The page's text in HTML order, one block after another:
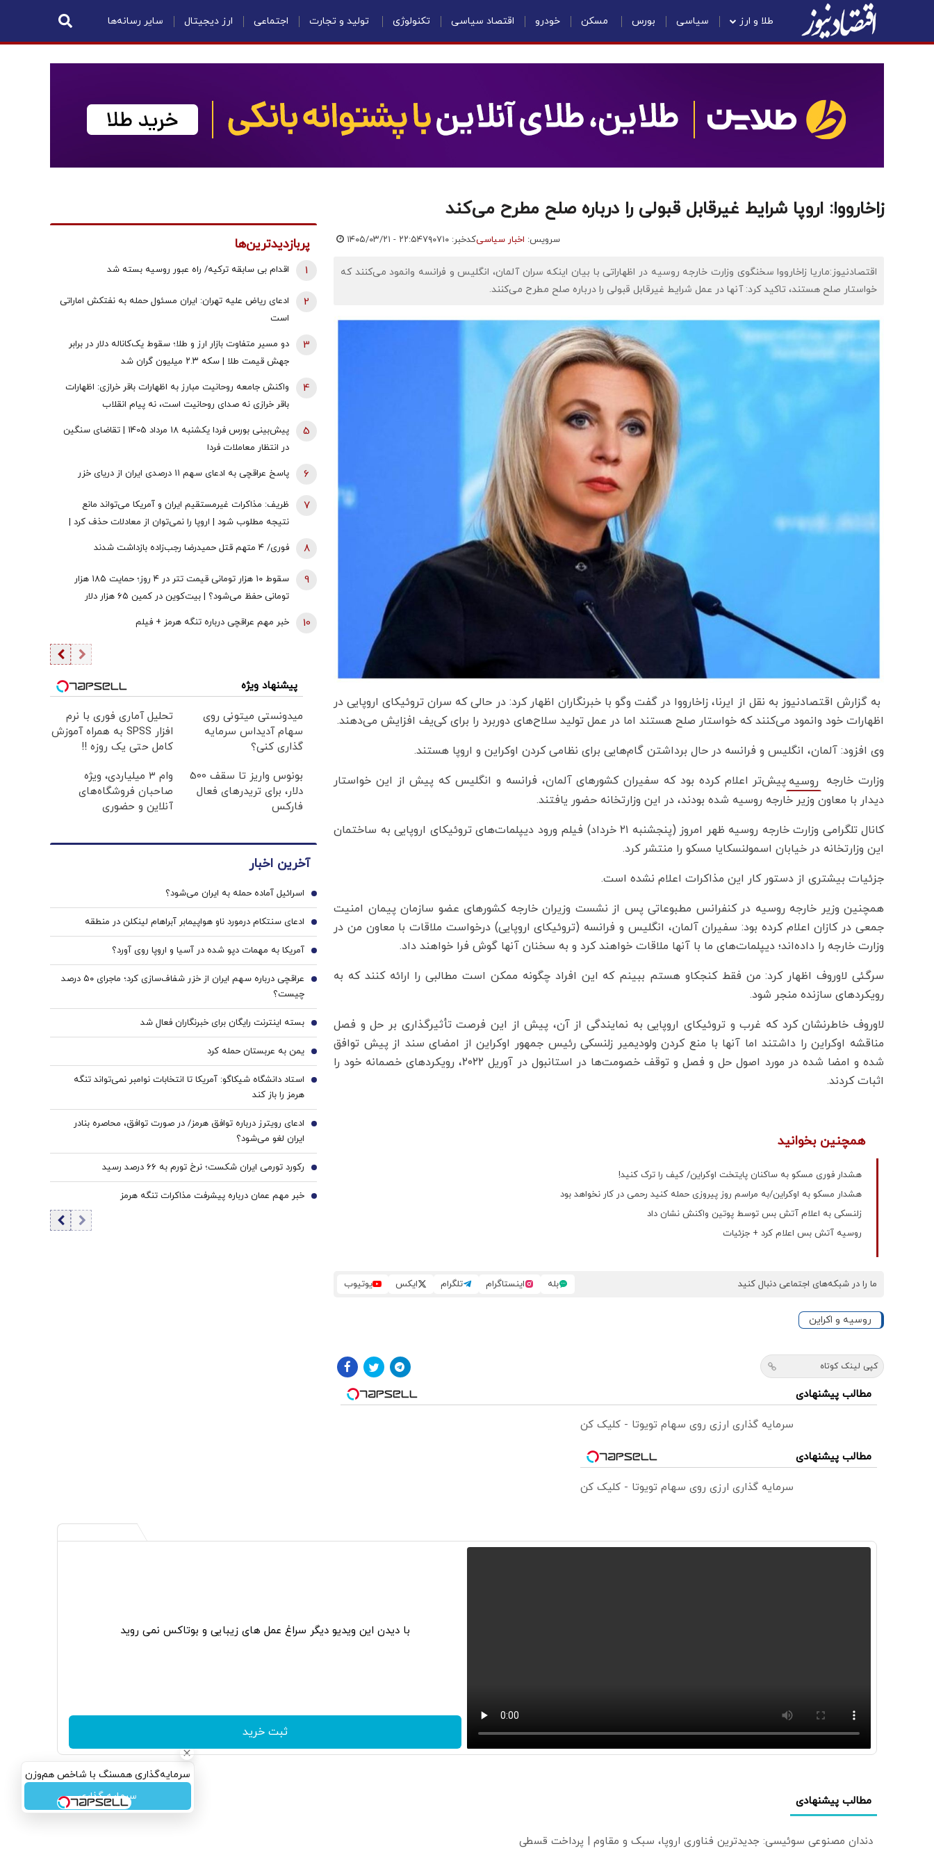
طلا و ارز سیاسی بورس مسکن خودرو اقتصاد سیاسی تکنولوژی تولید و تجارت اجتماعی ارز دیجیتال سایر رسانه‌ها
زاخارووا: اروپا شرایط غیرقابل قبولی را درباره صلح مطرح می‌کند
سرویس: اخبار سیاسیکدخبر: ۷۹۰۷۱۰ ۱۴۰۵/۰۳/۲۱ - ۲۲:۵۴
اقتصادنیوز:ماریا زاخارووا سخنگوی وزارت خارجه روسیه در اظهاراتی با بیان اینکه سران آلمان، انگلیس و فرانسه وانمود می‌کنند که
خواستار صلح هستند، تاکید کرد: آنها در عمل شرایط غیرقابل قبولی را درباره صلح مطرح می‌کنند.
به گزارش اقتصادنیوز به نقل از ایرنا، زاخارووا در گفت وگو با خبرنگاران اظهار کرد: در حالی که سران تروئیکای اروپایی در
اظهارات خود وانمود می‌کنند که خواستار صلح هستند اما در عمل تولید سلاح‌های دوربرد را برای کی‌یف افزایش می‌دهند.
وی افزود: آلمان، انگلیس و فرانسه در حال برداشتن گام‌هایی برای نظامی کردن اوکراین و اروپا هستند.
وزارت خارجه روسیه پیش‌تر اعلام کرده بود که سفیران کشورهای آلمان، فرانسه و انگلیس که پیش از این خواستار
دیدار با معاون وزیر خارجه روسیه شده بودند، در این وزارتخانه حضور یافتند.
کانال تلگرامی وزارت خارجه روسیه ظهر امروز (پنجشنبه ۲۱ خرداد) فیلم ورود دیپلمات‌های تروئیکای اروپایی به ساختمان
این وزارتخانه در خیابان اسمولنسکایا مسکو را منتشر کرد.
جزئیات بیشتری از دستور کار این مذاکرات اعلام نشده است.
همچنین وزیر خارجه روسیه در کنفرانس مطبوعاتی پس از نشست وزیران خارجه کشورهای عضو سازمان پیمان امنیت
جمعی در کازان اعلام کرده بود:‌ سفیران آلمان، انگلیس و فرانسه (تروئیکای اروپایی) درخواست ملاقات با معاون من در
وزارت خارجه را داده‌اند؛ دیپلمات‌های ما با آنها ملاقات خواهند کرد و به سخنان آنها گوش فرا خواهند داد.
سرگئی لاوروف اظهار کرد: من فقط کنجکاو هستم ببینم که این افراد چگونه ممکن است مطالبی را ارائه کنند که به
رویکردهای سازنده منجر شود.
لاوروف خاطرنشان کرد که غرب و تروئیکای اروپایی به نمایندگی از آن، پیش از این فرصت تأثیرگذاری بر حل و فصل
مناقشه اوکراین را داشتند اما آنها با منع کردن ولودیمیر زلنسکی رئیس جمهور اوکراین از امضای سند از پیش توافق
شده و امضا شده در مورد اصول حل و فصل و توقف خصومت‌ها در استانبول در آوریل ۲۰۲۲، رویکردهای خصمانه خود را
اثبات کردند.
همچنین بخوانید
هشدار فوری مسکو به ساکنان پایتخت اوکراین/ کیف را ترک کنید!
هشدار مسکو به اوکراین/به مراسم روز پیروزی حمله کنید رحمی در کار نخواهد بود
زلنسکی به اعلام آتش بس توسط پوتین واکنش نشان داد
روسیه آتش بس اعلام کرد + جزئیات
ما را در شبکه‌های اجتماعی دنبال کنید بله اینستاگرام تلگرام ایکس یوتیوب
روسیه و اکراین
کپی لینک کوتاه
مطالب پیشنهادی
سرمایه گذاری ارزی روی سهام تویوتا - کلیک کن
مطالب پیشنهادی
سرمایه گذاری ارزی روی سهام تویوتا - کلیک کن
سرمایه‌گذاری همسنگ با شاخص هم‌وزن
سرمایه گذاری
پربازدیدترین‌ها
اقدام بی سابقه ترکیه/ راه عبور روسیه بسته شد 1
ادعای ریاض علیه تهران: ایران مسئول حمله به نفتکش اماراتی
است
2
دو مسیر متفاوت بازار ارز و طلا؛ سقوط یک‌کاناله دلار در برابر
جهش قیمت طلا | سکه ۲.۳ میلیون گران شد
3
واکنش جامعه روحانیت مبارز به اظهارات باقر خرازی: اظهارات
باقر خرازی نه صدای روحانیت است، نه پیام انقلاب
4
پیش‌بینی بورس فردا یکشنبه 18 مرداد 1405 | تقاضای سنگین
در انتظار معاملات فردا
5
پاسخ عراقچی به ادعای سهم ۱۱ درصدی ایران از دریای خزر 6
ظریف: مذاکرات غیرمستقیم ایران و آمریکا می‌تواند مانع
نتیجه مطلوب شود | اروپا را نمی‌توان از معادلات حذف کرد |
7
فوری/ ۴ متهم قتل حمیدرضا رجب‌زاده بازداشت شدند 8
سقوط ۱۰ هزار تومانی قیمت تتر در ۴ روز؛ حمایت ۱۸۵ هزار
تومانی حفظ می‌شود؟ | بیت‌کوین در کمین ۶۵ هزار دلار
9
خبر مهم عراقچی درباره تنگه هرمز + فیلم 10
پیشنهاد ویژه
میدونستی میتونی روی
سهام آدیداس سرمایه
گذاری کنی؟
تحلیل آماری فوری با نرم
افزار SPSS به همراه آموزش
کامل حتی یک روزه !!
بونوس واریز تا سقف 500
دلار، برای تریدرهای فعال
فارکس
وام ۳ میلیاردی، ویژه
صاحبان فروشگاه‌های
آنلاین و حضوری
آخرین اخبار
اسرائیل آماده حمله به ایران می‌شود؟ 1
ادعای سنتکام درمورد ناو هواپیمابر آبراهام لینکلن در منطقه 2
آمریکا به مهمات دپو شده در آسیا و اروپا روی آورد؟ 3
عراقچی درباره سهم ایران از خزر شفاف‌سازی کرد؛ ماجرای ۵۰ درصد
چیست؟
4
بسته اینترنت رایگان برای خبرنگاران فعال شد 5
یمن به عربستان حمله کرد 6
استاد دانشگاه شیکاگو: آمریکا تا انتخابات نوامبر نمی‌تواند تنگه
هرمز را باز کند
7
ادعای رویترز درباره توافق هرمز/ در صورت توافق، محاصره بنادر
ایران لغو می‌شود؟
8
رکورد تورمی ایران شکست؛ نرخ تورم به ۶۶ درصد رسید 9
خبر مهم عمان درباره پیشرفت مذاکرات تنگه هرمز 10
با دیدن این ویدیو دیگر سراغ عمل های زیبایی و بوتاکس نمی روید
ثبت خرید
مطالب پیشنهادی
دندان مصنوعی سوئیسی: جدیدترین فناوری اروپا، سبک و مقاوم | پرداخت قسطی